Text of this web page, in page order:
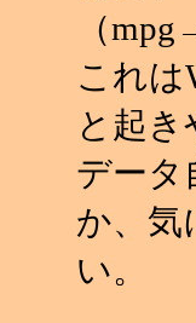
（
これ
と起き
データ
か、気
い。